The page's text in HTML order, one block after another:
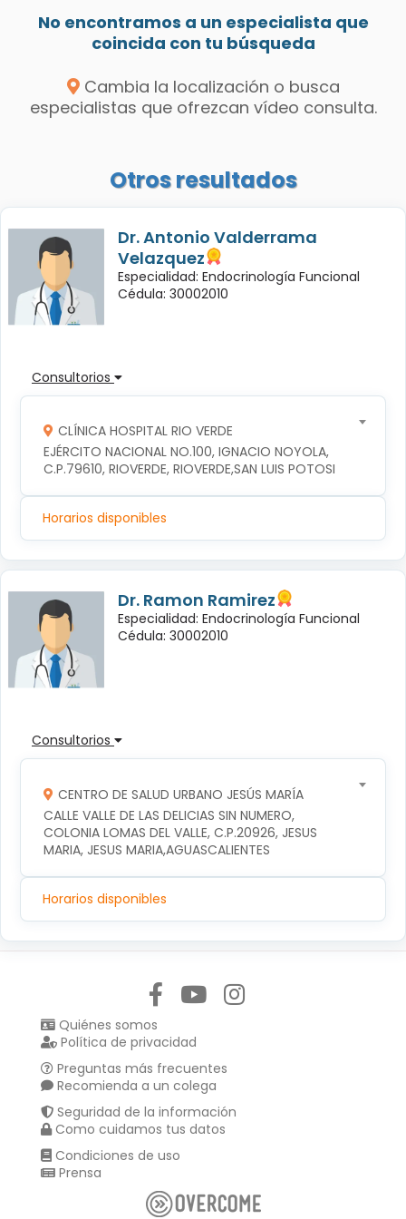
No encontramos a un especialista que
coincida con tu búsqueda
Cambia la localización o busca
especialistas que ofrezcan vídeo consulta.
Otros resultados
Dr. Antonio Valderrama
Velazquez
Especialidad: Endocrinología Funcional
Cédula: 30002010
Consultorios
CLÍNICA HOSPITAL RIO VERDE
EJÉRCITO NACIONAL NO.100, IGNACIO NOYOLA,
C.P.79610, RIOVERDE, RIOVERDE,SAN LUIS POTOSI
Horarios disponibles
Dr. Ramon Ramirez
Especialidad: Endocrinología Funcional
Cédula: 30002010
Consultorios
CENTRO DE SALUD URBANO JESÚS MARÍA
CALLE VALLE DE LAS DELICIAS SIN NUMERO,
COLONIA LOMAS DEL VALLE, C.P.20926, JESUS
MARIA, JESUS MARIA,AGUASCALIENTES
Horarios disponibles
Quiénes somos
Política de privacidad
Preguntas más frecuentes
Recomienda a un colega
Seguridad de la información
Como cuidamos tus datos
Condiciones de uso
Prensa